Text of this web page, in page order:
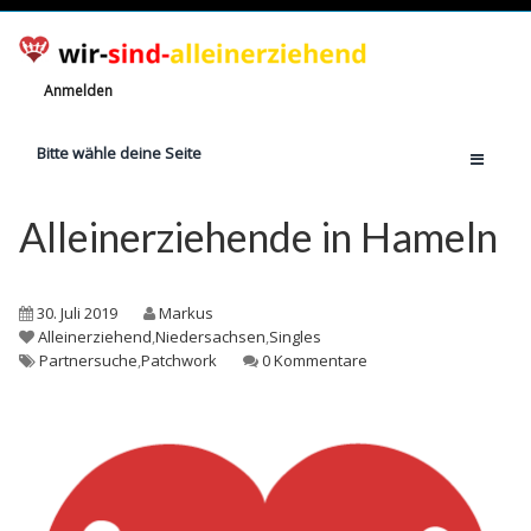
Anmelden
Bitte wähle deine Seite
Jetzt registrieren!
Anzahl Alleinerziehende
Finanzielle Hilfe
Rechte
Alleinerziehende in Hameln
30. Juli 2019
Markus
Alleinerziehend,Niedersachsen,Singles
Partnersuche,Patchwork 0 Kommentare